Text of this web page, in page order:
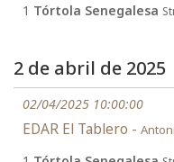
1 Tórtola Senegalesa
2 de abril de 2025
02/04/2025 10:00:00
EDAR El Tablero -